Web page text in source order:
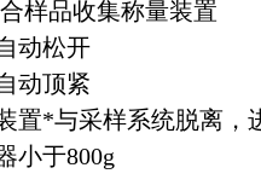
样品收集称量装置
动松开
动顶紧
置*与采样系统脱离，
小于800g